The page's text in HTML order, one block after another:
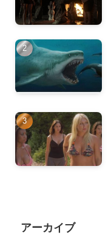
アーカイブ